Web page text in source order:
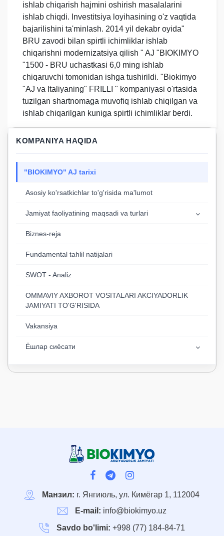
ishlab chiqarish hajmini oshirish masalalarini
ishlab chiqdi. Investitsiya loyihasining o'z vaqtida
bajarilishini ta'minlash. 2014 yil dekabr oyida"
BRU zavodi bilan spirtli ichimliklar ishlab
chiqarishni modernizatsiya qilish " AJ "BIOKIMYO
"1500 - BRU uchastkasi 6,0 ming ishlab
chiqaruvchi tomonidan ishga tushirildi. "Biokimyo
"AJ va Italiyaning" FRILLI " kompaniyasi o'rtasida
tuzilgan shartnomaga muvofiq ishlab chiqilgan va
ishlab chiqarilgan kuniga spirtli ichimliklar berdi.
KOMPANIYA HAQIDA
"BIOKIMYO" AJ tarixi
Asosiy ko'rsatkichlar to'g'risida ma'lumot
Jamiyat faoliyatining maqsadi va turlari
Biznes-reja
Fundamental tahlil natijalari
SWOT - Analiz
OMMAVIY AXBOROT VOSITALARI AKCIYADORLIK
JAMIYATI TO'G'RISIDA
Vakansiya
Ёшлар сиёсати
Манзил: г. Янгиюль, ул. Кимёгар 1, 112004
E-mail: info@biokimyo.uz
Savdo bo'limi: +998 (77) 184-84-71